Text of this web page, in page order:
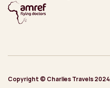
Copyright © Charlies Travels 2024